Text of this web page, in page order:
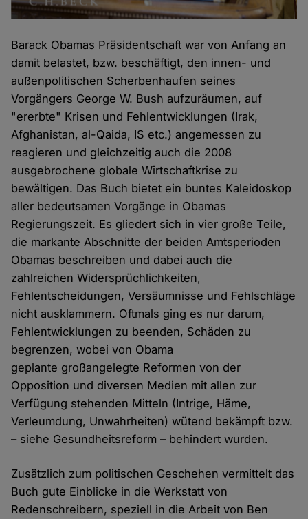
Barack Obamas Präsidentschaft war von Anfang an
damit belastet, bzw. beschäftigt, den innen- und
außenpolitischen Scherbenhaufen seines
Vorgängers George W. Bush aufzuräumen, auf
"ererbte" Krisen und Fehlentwicklungen (Irak,
Afghanistan, al-Qaida, IS etc.) angemessen zu
reagieren und gleichzeitig auch die 2008
ausgebrochene globale Wirtschaftkrise zu
bewältigen. Das Buch bietet ein buntes Kaleidoskop
aller bedeutsamen Vorgänge in Obamas
Regierungszeit. Es gliedert sich in vier große Teile,
die markante Abschnitte der beiden Amtsperioden
Obamas beschreiben und dabei auch die
zahlreichen Widersprüchlichkeiten,
Fehlentscheidungen, Versäumnisse und Fehlschläge
nicht ausklammern. Oftmals ging es nur darum,
Fehlentwicklungen zu beenden, Schäden zu
begrenzen, wobei von Obama
geplante großangelegte Reformen von der
Opposition und diversen Medien mit allen zur
Verfügung stehenden Mitteln (Intrige, Häme,
Verleumdung, Unwahrheiten) wütend bekämpft bzw.
– siehe Gesundheitsreform – behindert wurden.
Zusätzlich zum politischen Geschehen vermittelt das
Buch gute Einblicke in die Werkstatt von
Redenschreibern, speziell in die Arbeit von Ben